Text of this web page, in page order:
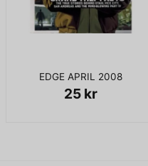
EDGE APRIL 2008
25 kr